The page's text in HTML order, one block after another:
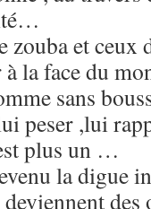
zouba et ceux
la face du
sans
peser ,lui
plus un …
la digue
des